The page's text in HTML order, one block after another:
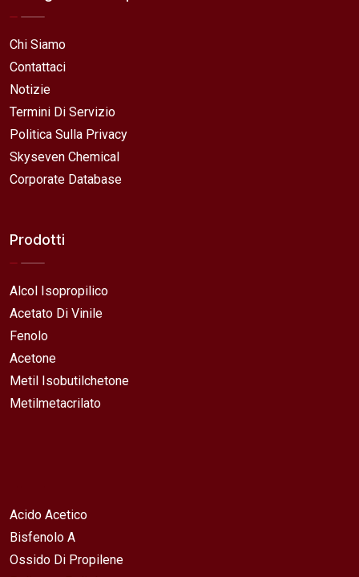
Chi Siamo
Contattaci
Notizie
Termini Di Servizio
Politica Sulla Privacy
Skyseven Chemical
Corporate Database
Prodotti
Alcol Isopropilico
Acetato Di Vinile
Fenolo
Acetone
Metil Isobutilchetone
Metilmetacrilato
Acido Acetico
Bisfenolo A
Ossido Di Propilene